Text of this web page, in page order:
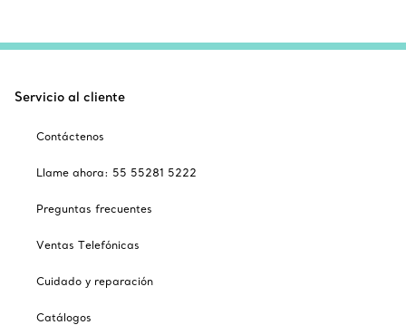
Servicio al cliente
Contáctenos
Llame ahora: 55 55281 5222
Preguntas frecuentes
Ventas Telefónicas
Cuidado y reparación
Catálogos